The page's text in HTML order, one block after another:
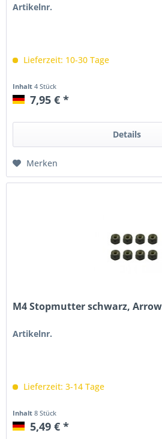
Artikelnr.
Lieferzeit: 10-30 Tage
Inhalt4 Stück
7,95 € *
Details
Merken
M4 Stopmutter schwarz,
Artikelnr.
Lieferzeit: 3-14 Tage
Inhalt8 Stück
5,49 € *